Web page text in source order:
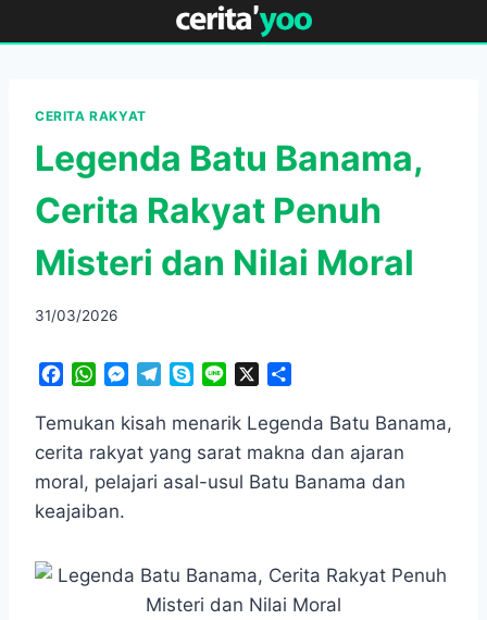
to
CERITA RAKYAT
Legenda Batu Banama,
Cerita Rakyat Penuh
Misteri dan Nilai Moral
31/03/2026
c
e
o
o
W
a
t
A
p
M
s
s
e
n
r
l
e
r
y
p
e
n
e
a
r
e
Temukan kisah menarik Legenda Batu Banama,
cerita rakyat yang sarat makna dan ajaran
moral, pelajari asal-usul Batu Banama dan
keajaiban.